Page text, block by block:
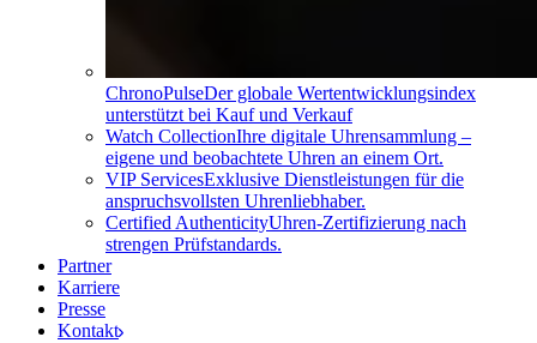
ChronoPulseDer globale Wertentwicklungsindex
unterstützt bei Kauf und Verkauf
Watch CollectionIhre digitale Uhrensammlung –
eigene und beobachtete Uhren an einem Ort.
VIP ServicesExklusive Dienstleistungen für die
anspruchsvollsten Uhrenliebhaber.
Certified AuthenticityUhren-Zertifizierung nach
strengen Prüfstandards.
Partner
Karriere
Presse
Kontakt